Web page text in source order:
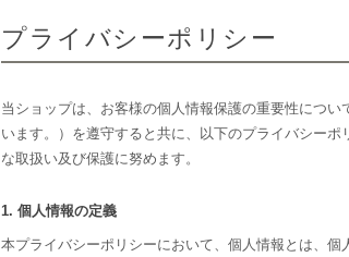
プライバシーポリシー
当ショップは、お客様の個人情報保護の重要性につ
います。）を遵守すると共に、以下のプライバシー
な取扱い及び保護に努めます。
1. 個人情報の定義
本プライバシーポリシーにおいて、個人情報とは、